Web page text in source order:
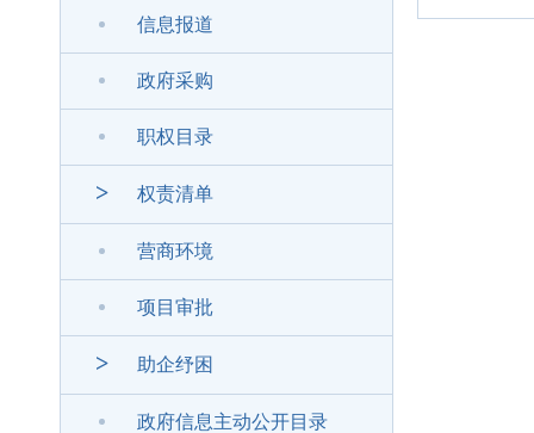
信息报道
政府采购
职权目录
> 权责清单
营商环境
项目审批
> 助企纾困
政府信息主动公开目录